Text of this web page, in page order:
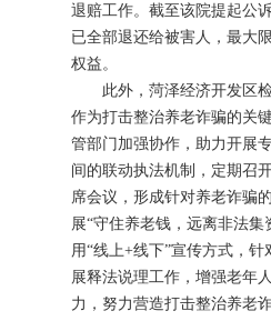
退赔工作。截至该院提起公
已全部退还给被害人，最大
权益。
此外，菏泽经济开发区检
作为打击整治养老诈骗的关
管部门加强协作，助力开展
间的联动执法机制，定期召
席会议，形成针对养老诈骗
展“守住养老钱，远离非法集
用“线上+线下”宣传方式，
展释法说理工作，增强老年
力，努力营造打击整治养老